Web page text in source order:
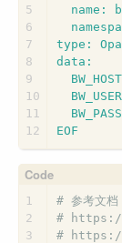
5
6
7
8
9
10
11
12
name:
type:
data:
EOF
1
2
3
# 参考文档
# https://
#